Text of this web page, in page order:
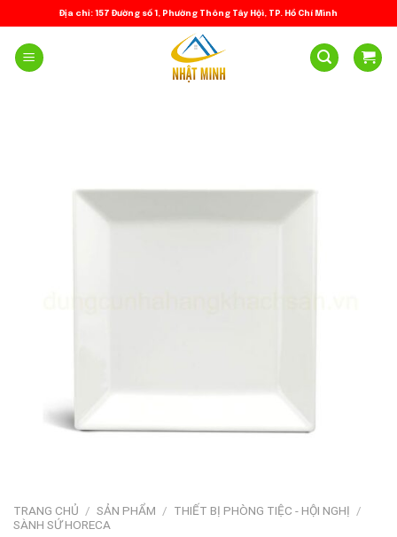
to
content
Địa chỉ: 157 Đường số 1, Phường Thông Tây Hội, TP. Hồ Chí Minh
TRANG CHỦ / SẢN PHẨM / THIẾT BỊ PHÒNG TIỆC - HỘI NGHỊ /
SÀNH SỨ HORECA